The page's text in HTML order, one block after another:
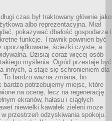
czas był traktowany głównie jako
albo reprezentacyjna. Miał
pokazywać dbałość gospodarza i
funkcje. Trawnik powinien być
uporządkowane, ścieżki czyste, a
Dzisiaj coraz więcej osób
myślenia. Ogród przestaje być
innych, a staje się schronieniem dla
To bardzo ważna zmiana, bo
bardzo potrzebujemy miejsc, które
na ocenę, lecz na regenerację.
ekranów, hałasu i ciągłych
niewielki kawałek zieleni może
przestrzeń odzyskiwania spokoju.